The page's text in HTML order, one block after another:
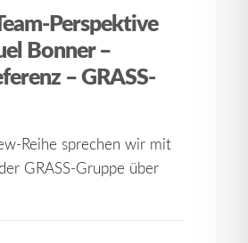
Perspektive
Bonner –
– GRASS-
Reihe sprechen wir mit
GRASS-Gruppe über